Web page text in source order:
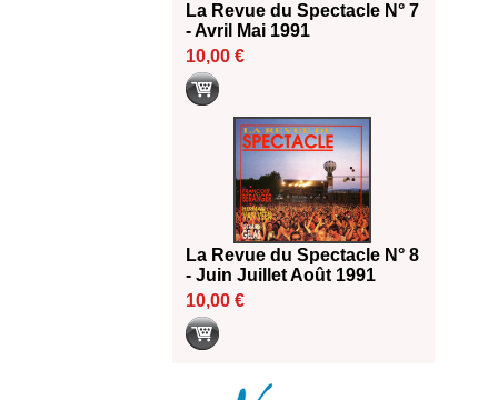
La Revue du Spectacle N° 7
- Avril Mai 1991
10,00 €
La Revue du Spectacle N° 8
- Juin Juillet Août 1991
10,00 €